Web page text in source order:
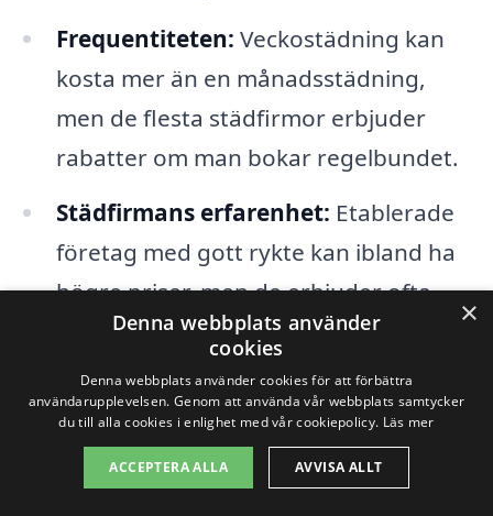
Frequentiteten: Veckostädning kan
kosta mer än en månadsstädning,
men de flesta städfirmor erbjuder
rabatter om man bokar regelbundet.
Städfirmans erfarenhet: Etablerade
företag med gott rykte kan ibland ha
högre priser, men de erbjuder ofta
också kvalitetsgaranti.
Specialmaterial och utrustning:
särskilda rengöringsmedel eller
utrustning behövs kan detta påverka
×
Denna webbplats använder
cookies
Denna webbplats använder cookies för att förbättra
användarupplevelsen. Genom att använda vår webbplats samtycker
du till alla cookies i enlighet med vår cookiepolicy. Läs mer
ACCEPTERA ALLA AVVISA ALLT